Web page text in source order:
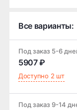
Все варианты:
Под заказ 5-6
5907 ₽
Доступно 2 шт
Под заказ 9-14